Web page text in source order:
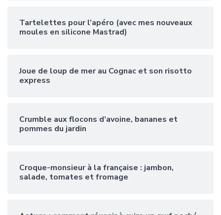
Tartelettes pour l’apéro (avec mes nouveaux
moules en silicone Mastrad)
Joue de loup de mer au Cognac et son risotto
express
Crumble aux flocons d’avoine, bananes et
pommes du jardin
Croque-monsieur à la française : jambon,
salade, tomates et fromage